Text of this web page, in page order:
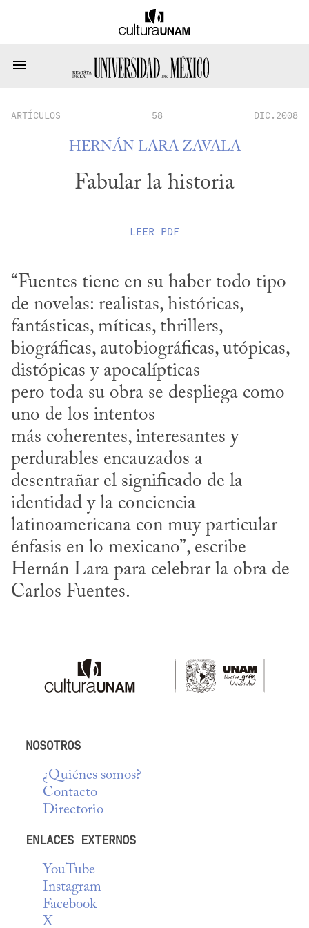
ARTÍCULOS 58 DIC.2008
HERNÁN LARA ZAVALA
Fabular la historia
LEER PDF
“Fuentes tiene en su haber todo tipo
de novelas: realistas, históricas,
fantásticas, míticas, thrillers,
biográficas, autobiográficas, utópicas,
distópicas y apocalípticas
pero toda su obra se despliega como
uno de los intentos
más coherentes, interesantes y
perdurables encauzados a
desentrañar el significado de la
identidad y la conciencia
latinoamericana con muy particular
énfasis en lo mexicano”, escribe
Hernán Lara para celebrar la obra de
Carlos Fuentes.
NOSOTROS
¿Quiénes somos?
Contacto
Directorio
ENLACES EXTERNOS
YouTube
Instagram
Facebook
X